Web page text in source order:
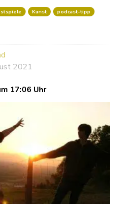
Kunst
podcast-tipp
2021
17:06 Uhr